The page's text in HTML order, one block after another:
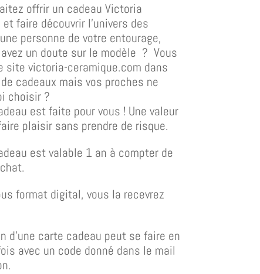
offrir un cadeau Victoria
et faire découvrir l’univers des
personne de votre entourage,
un doute sur le modèle ? Vous
site victoria-ceramique.com dans
cadeaux mais vos proches ne
choisir ?
est faite pour vous ! Une valeur
plaisir sans prendre de risque.
est valable 1 an à compter de
format digital, vous la recevrez
d’une carte cadeau peut se faire en
avec un code donné dans le mail